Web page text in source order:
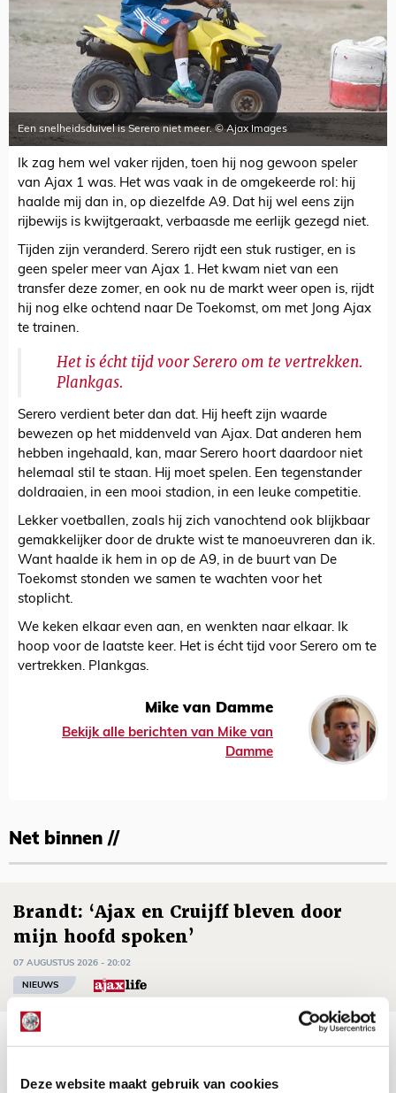
Deze website maakt gebruik van cookies
Een snelheidsduivel is Serero niet meer. © Ajax Images
Ik zag hem wel vaker rijden, toen hij nog gewoon speler
van Ajax 1 was. Het was vaak in de omgekeerde rol: hij
haalde mij dan in, op diezelfde A9. Dat hij wel eens zijn
rijbewijs is kwijtgeraakt, verbaasde me eerlijk gezegd niet.
Tijden zijn veranderd. Serero rijdt een stuk rustiger, en is
geen speler meer van Ajax 1. Het kwam niet van een
transfer deze zomer, en ook nu de markt weer open is, rijdt
hij nog elke ochtend naar De Toekomst, om met Jong Ajax
te trainen.
Het is écht tijd voor Serero om te vertrekken.
Plankgas.
Serero verdient beter dan dat. Hij heeft zijn waarde
bewezen op het middenveld van Ajax. Dat anderen hem
hebben ingehaald, kan, maar Serero hoort daardoor niet
helemaal stil te staan. Hij moet spelen. Een tegenstander
doldraaien, in een mooi stadion, in een leuke competitie.
Lekker voetballen, zoals hij zich vanochtend ook blijkbaar
gemakkelijker door de drukte wist te manoeuvreren dan ik.
Want haalde ik hem in op de A9, in de buurt van De
Toekomst stonden we samen te wachten voor het
stoplicht.
We keken elkaar even aan, en wenkten naar elkaar. Ik
hoop voor de laatste keer. Het is écht tijd voor Serero om te
vertrekken. Plankgas.
Mike van Damme
Bekijk alle berichten van Mike van
Damme
Net binnen //
Brandt: ‘Ajax en Cruijff bleven door
mijn hoofd spoken’
07 AUGUSTUS 2026 - 20:02
NIEUWS
Míchel geeft blessure-update en